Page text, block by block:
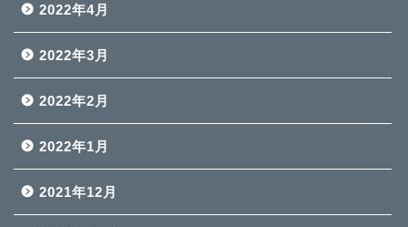
2022年4月
2022年3月
2022年2月
2022年1月
2021年12月